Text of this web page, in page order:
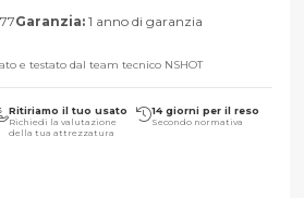
Garanzia: 1 anno di garanzia
e testato dal team tecnico NSHOT
Ritiriamo il tuo usato
Richiedi la valutazione
della tua attrezzatura
14 giorni per il reso
Secondo normativa